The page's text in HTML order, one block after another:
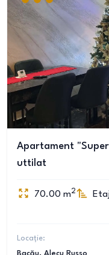
Apartament
uttilat
70.00 m2
Locație: